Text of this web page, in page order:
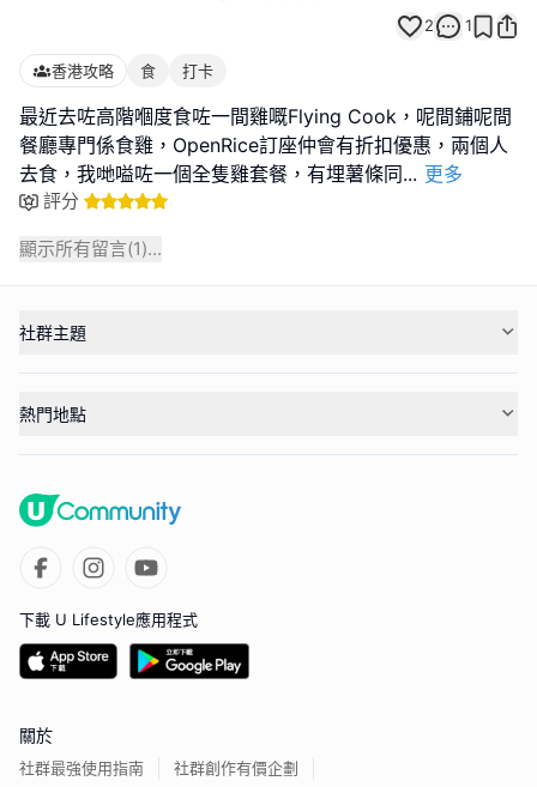
2 1
香港攻略 食 打卡
最近去咗高階嗰度食咗一間雞嘅Flying Cook，呢間鋪呢間
餐廳專門係食雞，OpenRice訂座仲會有折扣優惠，兩個人
去食，我哋嗌咗一個全隻雞套餐，有埋薯條同... 更多
評分
顯示所有留言(1)...
社群主題
熱門地點
下載 U Lifestyle應用程式
關於
社群最強使用指南 社群創作有價企劃